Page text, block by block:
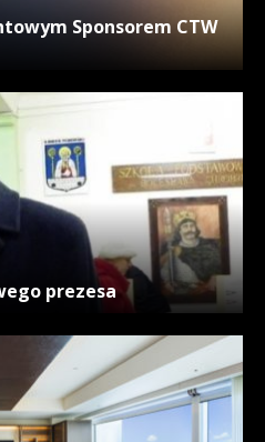
Sponsorem CTW
prezesa